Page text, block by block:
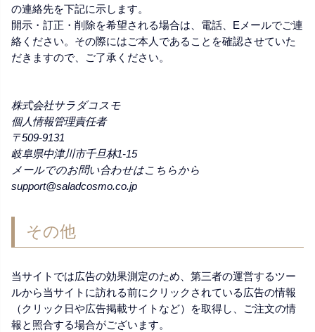
の連絡先を下記に示します。
開示・訂正・削除を希望される場合は、電話、Eメールでご連
絡ください。その際にはご本人であることを確認させていた
だきますので、ご了承ください。
株式会社サラダコスモ
個人情報管理責任者
509-9131
岐阜県中津川市千旦林1-15
メールでのお問い合わせはこちらから
support@saladcosmo.co.jp
その他
当サイトでは広告の効果測定のため、第三者の運営するツー
ルから当サイトに訪れる前にクリックされている広告の情報
（クリック日や広告掲載サイトなど）を取得し、ご注文の情
報と照合する場合がございます。